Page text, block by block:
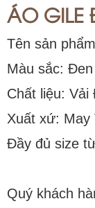
ÁO GILE
Tên sản
Màu sắc: Đen
Chất liệu: Vải
Xuất xứ: May
Đầy đủ size
Quý khách